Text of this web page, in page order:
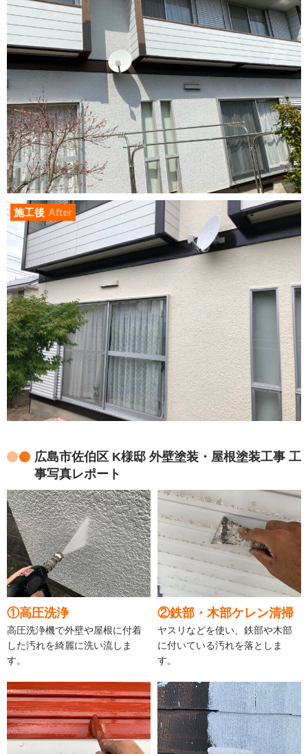
施工後 After
広島市佐伯区 K様邸 外壁塗装・屋根塗装工事 工
事写真レポート
①高圧洗浄
高圧洗浄機で外壁や屋根に付着
した汚れを綺麗に洗い流しま
す。
②鉄部・木部ケレン清掃
ヤスリなどを使い、鉄部や木部
に付いている汚れを落としま
す。